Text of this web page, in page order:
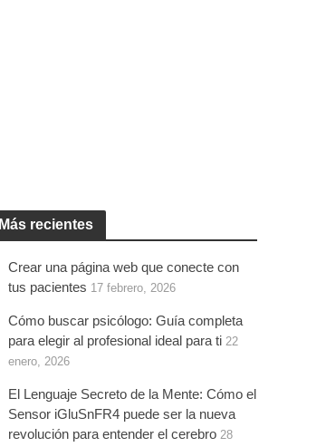
Más recientes
Crear una página web que conecte con
tus pacientes 17 febrero, 2026
Cómo buscar psicólogo: Guía completa
para elegir al profesional ideal para ti 22
enero, 2026
El Lenguaje Secreto de la Mente: Cómo el
Sensor iGluSnFR4 puede ser la nueva
revolución para entender el cerebro 28